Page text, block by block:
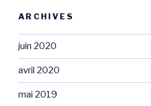
ARCHIVES
juin 2020
avril 2020
mai 2019